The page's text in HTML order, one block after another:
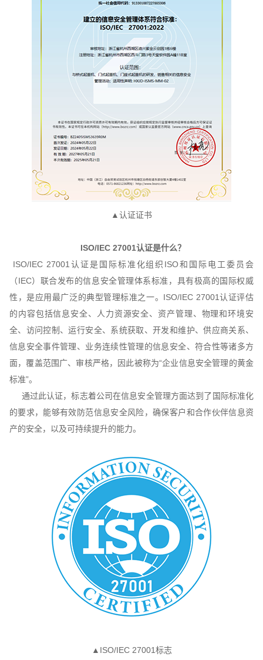
▲认证证书
ISO/IEC 27001认证是什么？
ISO/IEC 27001认证是国际标准化组织ISO和国际电工委员会
（IEC）联合发布的信息安全管理体系标准，具有极高的国际权威
性，是应用最广泛的典型管理标准之一。ISO/IEC 27001认证评估
的内容包括信息安全、人力资源安全、资产管理、物理和环境安
全、访问控制、运行安全、系统获取、开发和维护、供应商关系、
信息安全事件管理、业务连续性管理的信息安全、符合性等诸多方
面，覆盖范围广、审核严格，因此被称为“企业信息安全管理的黄金
标准”。
通过此认证，标志着公司在信息安全管理方面达到了国际标准化
的要求，能够有效防范信息安全风险，确保客户和合作伙伴信息资
产的安全，以及可持续提升的能力。
▲ISO/IEC 27001标志